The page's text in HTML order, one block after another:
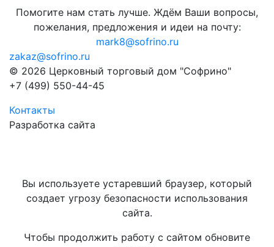
Помогите нам стать лучше. Ждём Ваши вопросы,
пожелания, предложения и идеи на почту:
mark8@sofrino.ru
zakaz@sofrino.ru
© 2026 Церковный торговый дом "Софрино"
+7 (499) 550-44-45
Контакты
Разработка сайта
Вы используете устаревший браузер, который
создает угрозу безопасности использования
сайта.
Чтобы продолжить работу с сайтом обновите